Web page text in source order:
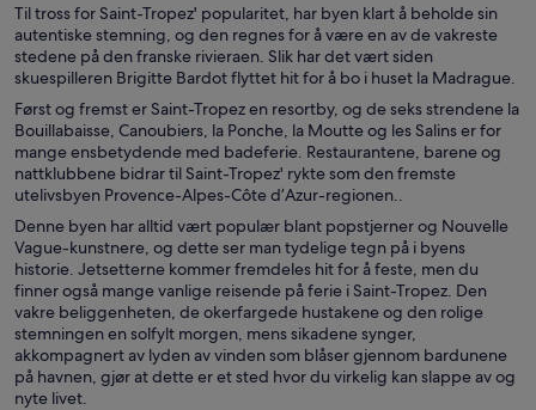
Til tross for Saint-Tropez' popularitet, har byen klart å beholde sin
autentiske stemning, og den regnes for å være en av de vakreste
stedene på den franske rivieraen. Slik har det vært siden
skuespilleren Brigitte Bardot flyttet hit for å bo i huset la Madrague.
Først og fremst er Saint-Tropez en resortby, og de seks strendene la
Bouillabaisse, Canoubiers, la Ponche, la Moutte og les Salins er for
mange ensbetydende med badeferie. Restaurantene, barene og
nattklubbene bidrar til Saint-Tropez' rykte som den fremste
utelivsbyen Provence-Alpes-Côte d’Azur-regionen..
Denne byen har alltid vært populær blant popstjerner og Nouvelle
Vague-kunstnere, og dette ser man tydelige tegn på i byens
historie. Jetsetterne kommer fremdeles hit for å feste, men du
finner også mange vanlige reisende på ferie i Saint-Tropez. Den
vakre beliggenheten, de okerfargede hustakene og den rolige
stemningen en solfylt morgen, mens sikadene synger,
akkompagnert av lyden av vinden som blåser gjennom bardunene
på havnen, gjør at dette er et sted hvor du virkelig kan slappe av og
nyte livet.